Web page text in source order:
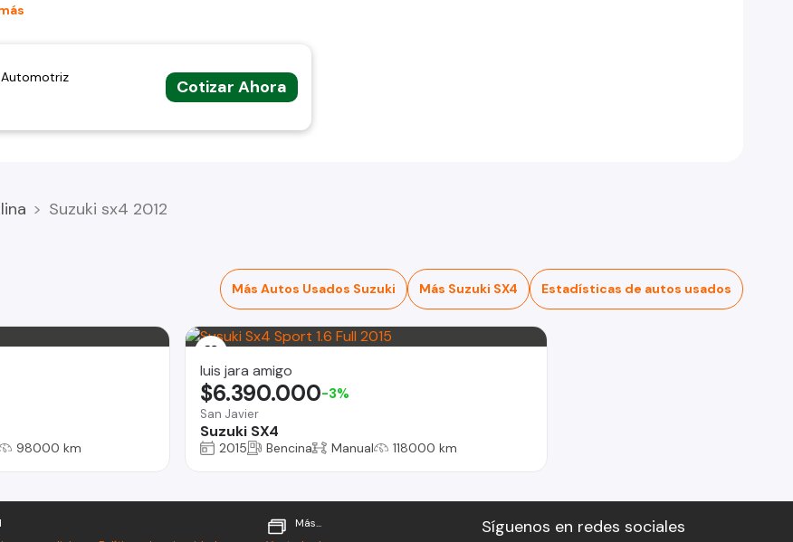
Cotizar Ahora
Suzuki sx4 2012
Más Autos Usados Suzuki Más Suzuki SX4 Estadísticas de autos usados
98000 km
luis jara amigo
San Javier
Suzuki SX4
$6.390.000-3%
2015 Bencina Manual 118000 km
Más...
Síguenos en redes sociales